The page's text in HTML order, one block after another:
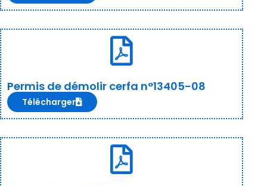
Permis de démolir cerfa n°13405-08
Télécharger